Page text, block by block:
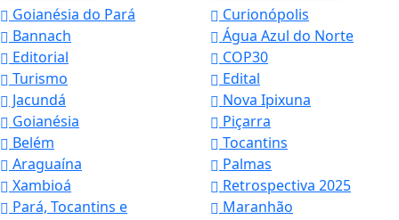
Goianésia do Pará
Curionópolis
Bannach
Água Azul do Norte
Editorial
COP30
Turismo
Edital
Jacundá
Nova Ipixuna
Goianésia
Piçarra
Belém
Tocantins
Araguaína
Palmas
Xambioá
Retrospectiva 2025
Pará, Tocantins e
Maranhão